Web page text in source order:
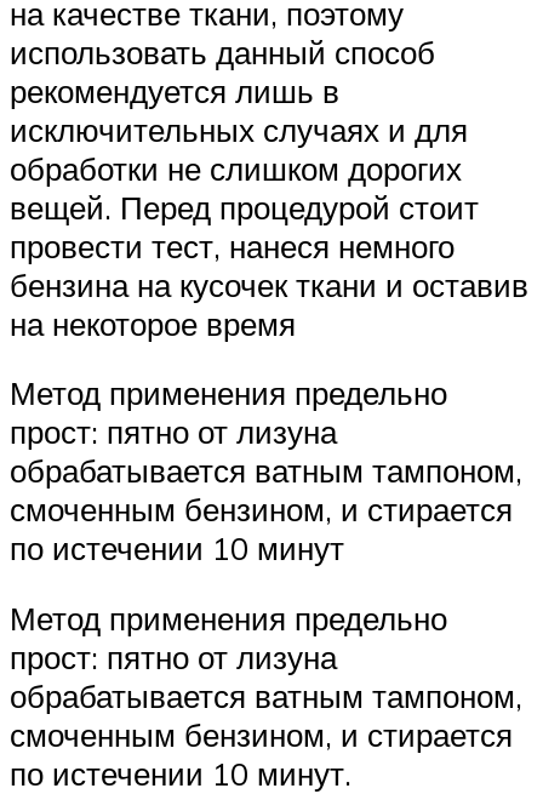
на качестве ткани, поэтому
использовать данный способ
рекомендуется лишь в
исключительных случаях и для
обработки не слишком дорогих
вещей. Перед процедурой стоит
провести тест, нанеся немного
бензина на кусочек ткани и оставив
на некоторое время
Метод применения предельно
прост: пятно от лизуна
обрабатывается ватным тампоном,
смоченным бензином, и стирается
по истечении 10 минут
Метод применения предельно
прост: пятно от лизуна
обрабатывается ватным тампоном,
смоченным бензином, и стирается
по истечении 10 минут.